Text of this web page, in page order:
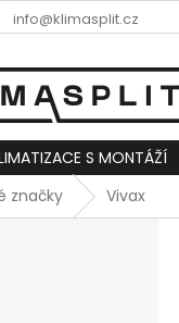
info@klimasplit.cz
S MONTÁŽÍ
značky Vivax